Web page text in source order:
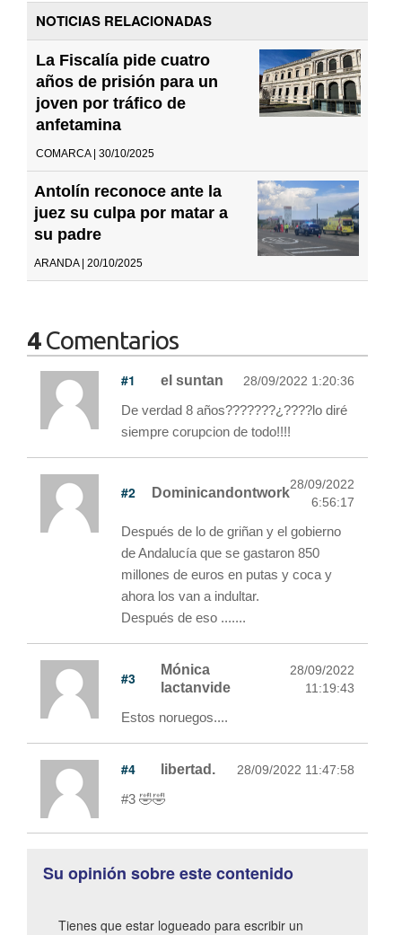
NOTICIAS RELACIONADAS
La Fiscalía pide cuatro
años de prisión para un
joven por tráfico de
anfetamina
COMARCA | 30/10/2025
Antolín reconoce ante la
juez su culpa por matar a
su padre
ARANDA | 20/10/2025
4Comentarios
#1 el suntan 28/09/2022 1:20:36
De verdad 8 años???????¿????lo diré
siempre corupcion de todo!!!!
#2 Dominicandontwork
28/09/2022
6:56:17
Después de lo de griñan y el gobierno
de Andalucía que se gastaron 850
millones de euros en putas y coca y
ahora los van a indultar.
Después de eso .......
#3
Mónica
lactanvide
28/09/2022
11:19:43
Estos noruegos....
#4 libertad. 28/09/2022 11:47:58
#3 🤣🤣
Su opinión sobre este contenido
Tienes que estar logueado para escribir un